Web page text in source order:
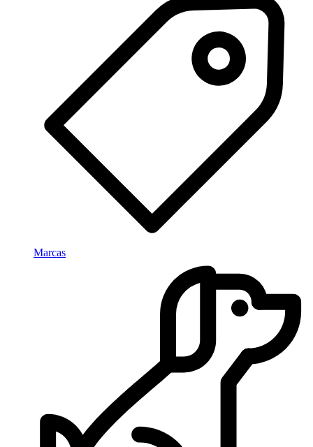
Marcas